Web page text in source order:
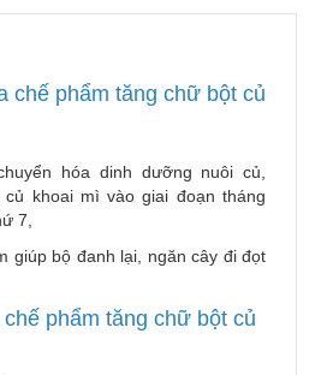
chế phẩm tăng chữ bột củ
hóa dinh dưỡng nuôi củ,
khoai mì vào giai đoạn tháng
7,
giúp bộ đanh lại, ngăn cây đi đọt
phẩm tăng chữ bột củ